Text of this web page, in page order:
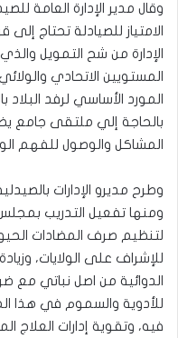
وقال مدير الإدارة العامة
الامتياز للصيادلة تحتاج
الإدارة من شح التمويل
المستويين الاتحادي
المورد الأساسي لرفد البلاد
بالحاجة إلي ملتقى جامع يضم
المشاكل والوصول للفهم
وطرح مديرو الإدارات
ومنها تفعيل التدريب
لتنظيم صرف المضادات
للإشراف على الولايات،
الدوائية من اصل نباتي
للأدوية والسموم في هذا
فيه، وتقوية إدارات العلاج